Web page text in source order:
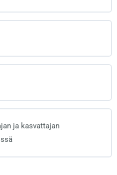
ja kasvattajan